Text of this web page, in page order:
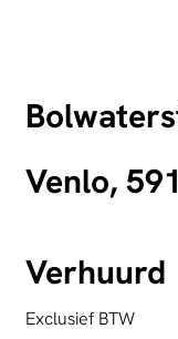
Venlo,
Verhuurd
Exclusief BTW